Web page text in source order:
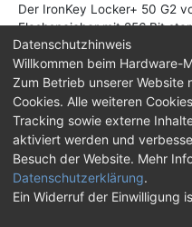
Der IronKey Locker+ 50 G2
Flashspeicher mit 256 Bit
XTS-Modus. Wir haben das
genauer begutachtet.
Impressum|
Feed Facebook
Twitch
Datenschutzhinweis
Willkommen beim Hardware-
Zum Betrieb unserer
Cookies. Alle weiteren
Tracking sowie externe
aktiviert werden und
Besuch der Website. Mehr
Datenschutzerklärung.
Ein Widerruf der Einwilligung